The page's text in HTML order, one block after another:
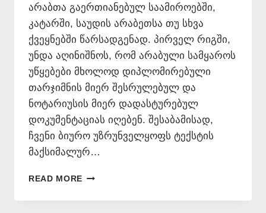
არაბთა გაერთიანებულ საამიროებში,
კატარში, საუდის არაბეთსა თუ სხვა
ქვეყნებში წარსადგენად. პირველ რიგში,
უნდა აღინიშნოს, რომ არაბული სამყაროს
უწყებები მხოლოდ დიპლომირებული
თარჯიმნის მიერ შესრულებულ და
ნოტარიუსის მიერ დადასტურებულ
დოკუმენტაციას იღებენ. შესაბამისად,
ჩვენი ბიურო უზრუნველყოფს ტექსტის
მაქსიმალურ…
READ MORE ᲐᲠᲐᲑᲣᲚᲐᲓ
ᲜᲝᲢᲐᲠᲘᲣᲚᲘ